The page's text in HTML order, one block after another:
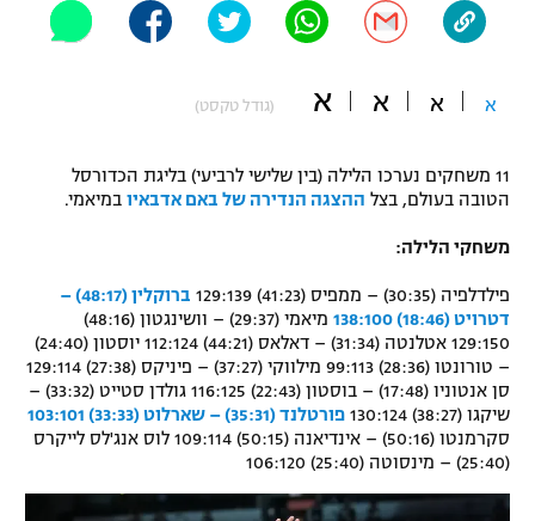
"מחצית בשכונה" – פודקאסט
משתתפים וזוכים בפרסים
תקנון משתתפים וזוכים בפרסים
תקנון עבור פעילות אלקטרה
תקנון עבור פעילות ספורט 1 – "מרלן"
טניס
תנאי שימוש
מדיניות פרטיות
תקנון פעילות ספורט 1
אופניים
ספורט מוטורי
ספורט אתגרי ואקסטרים
אומנויות לחימה
גיימינג E-Sports
א א א א (גודל טקסט)
11 משחקים נערכו הלילה (בין שלישי לרביעי) בליגת הכדורסל
הטובה בעולם, בצל ההצגה הנדירה של באם אדבאיו במיאמי.
משחקי הלילה:
פילדלפיה (30:35) – ממפיס (41:23) 129:139
ברוקלין (48:17) –
דטרויט (18:46) 138:100
מיאמי (29:37) – וושינגטון (48:16)
129:150 אטלנטה (31:34) – דאלאס (44:21) 112:124 יוסטון (24:40)
– טורונטו (28:36) 99:113 מילווקי (37:27) – פיניקס (27:38) 129:114
סן אנטוניו (17:48) – בוסטון (22:43) 116:125 גולדן סטייט (33:32) –
שיקגו (38:27) 130:124
פורטלנד (35:31) – שארלוט (33:33) 103:101
סקרמנטו (50:16) – אינדיאנה (50:15) 109:114 לוס אנג'לס לייקרס
(25:40) – מינסוטה (25:40) 106:120